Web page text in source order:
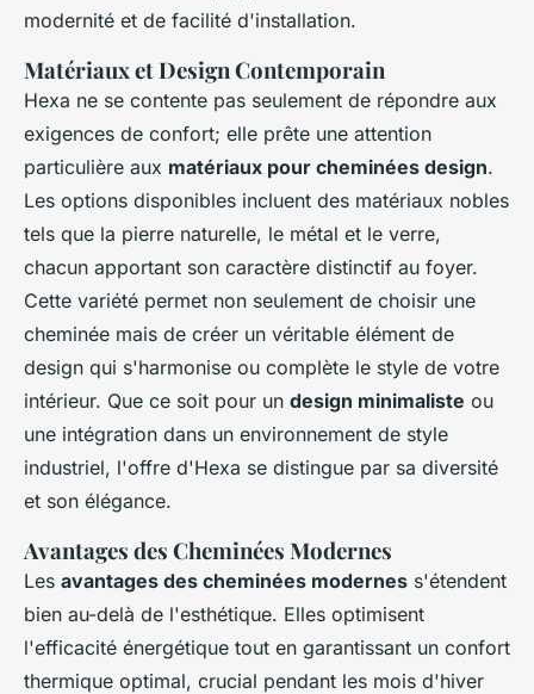
modernité et de facilité d'installation.
Matériaux et Design Contemporain
Hexa ne se contente pas seulement de répondre aux
exigences de confort; elle prête une attention
particulière aux matériaux pour cheminées design.
Les options disponibles incluent des matériaux nobles
tels que la pierre naturelle, le métal et le verre,
chacun apportant son caractère distinctif au foyer.
Cette variété permet non seulement de choisir une
cheminée mais de créer un véritable élément de
design qui s'harmonise ou complète le style de votre
intérieur. Que ce soit pour un design minimaliste ou
une intégration dans un environnement de style
industriel, l'offre d'Hexa se distingue par sa diversité
et son élégance.
Avantages des Cheminées Modernes
Les avantages des cheminées modernes s'étendent
bien au-delà de l'esthétique. Elles optimisent
l'efficacité énergétique tout en garantissant un confort
thermique optimal, crucial pendant les mois d'hiver